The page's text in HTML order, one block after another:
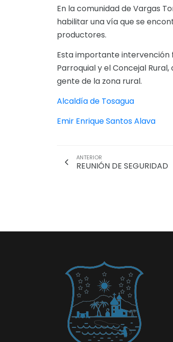
En la comunidad de Vargas
habilitar una vía que se
productores.
Esta importante intervención
Parroquial y el Concejal
gente de la zona rural.
Alcaldía de Tosagua
Emir Enrique Santos Alava
ANTERIOR
REUNIÓN DE SEGURIDAD